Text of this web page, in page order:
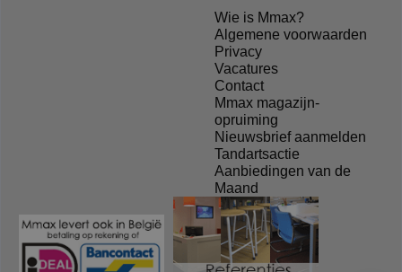
Wie is Mmax?
Algemene voorwaarden
Privacy
Vacatures
Contact
Mmax magazijn-
opruiming
Nieuwsbrief aanmelden
Tandartsactie
Aanbiedingen van de
Maand